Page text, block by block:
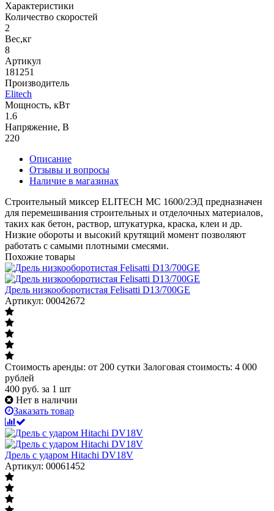
Характеристики
Количество скоростей
2
Вес,кг
8
Артикул
181251
Производитель
Elitech
Мощность, кВт
1.6
Напряжение, В
220
Описание
Отзывы и вопросы
Наличие в магазинах
Строительный миксер ELITECH МС 1600/2ЭД предназначен
для перемешивания строительных и отделочных материалов,
таких как бетон, раствор, штукатурка, краска, клеи и др.
Низкие обороты и высокий крутящий момент позволяют
работать с самыми плотными смесями.
Похожие товары
Дрель низкооборотистая Felisatti D13/700GE
Артикул: 00042672
Стоимость аренды: от 200 сутки Залоговая стоимость: 4 000
рублей
400 руб. за 1 шт
Нет в наличии
Заказать товар
Дрель с ударом Hitachi DV18V
Артикул: 00061452